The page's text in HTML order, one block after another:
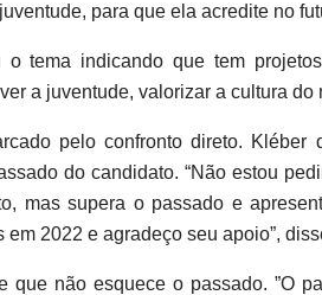
para que ela acredite no
o tema indicando que tem
a juventude, valorizar a cultura do
pelo confronto direto. Kléber
do candidato. “Não estou
mas supera o passado e
em 2022 e agradeço seu apoio”,
que não esquece o passado. ”O